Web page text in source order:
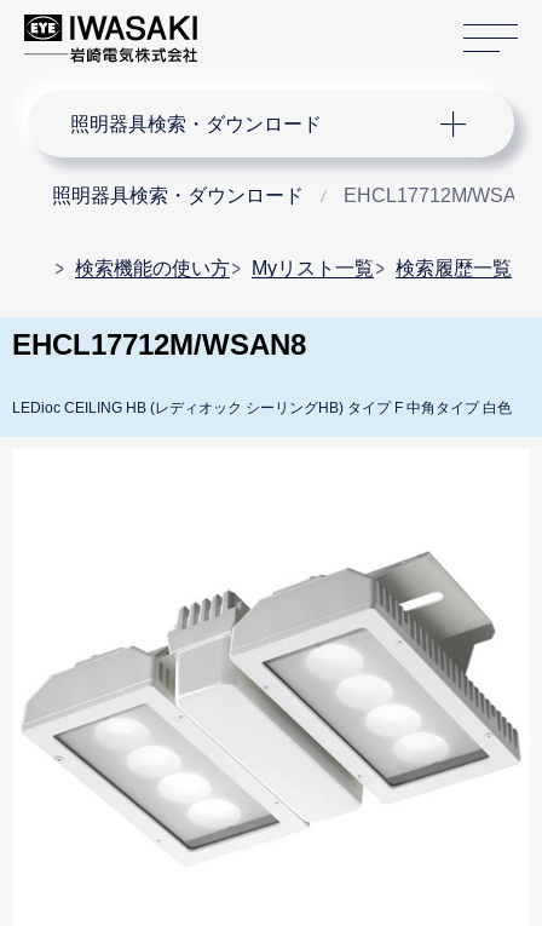
照明器具検索・ダウンロード
照明器具検索・ダウンロード EHCL17712M/WSAN8
検索機能の使い方 Myリスト一覧 検索履歴一覧
EHCL17712M/WSAN8
LEDioc CEILING HB (レディオック シーリングHB) タイプ F 中角タイプ 白色